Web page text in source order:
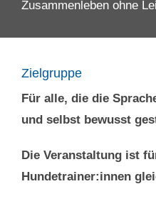
Zusammenleben ohne
Zielgruppe
Für alle, die die
und selbst bewusst
Die Veranstaltung ist
Hundetrainer:innen